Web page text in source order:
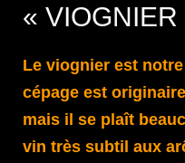
« VIOGNIER
Le viognier est
cépage est
mais il se plaît
vin très subtil aux